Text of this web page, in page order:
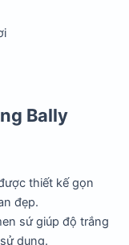
Bally
thiết kế gọn
đẹp.
sứ giúp độ trắng
dụng.